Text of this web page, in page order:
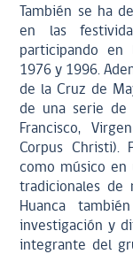
También se ha
en las
participando en
1976 y 1996.
de la Cruz de
de una serie de
Francisco,
Corpus Christi).
como músico en
tradicionales de
Huanca
investigación y
integrante del